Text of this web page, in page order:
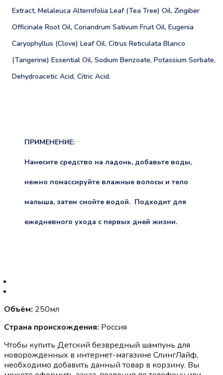
Extract, Melaleuca Alternifolia Leaf (Tea Tree) Oil, Zingiber
Officinale Root Oil, Coriandrum Sativum Fruit Oil, Eugenia
Caryophyllus (Clove) Leaf Oil, Citrus Reticulata Blanco
(Tangerine) Essential Oil, Sodium Benzoate, Potassium Sorbate,
Dehydroacetic Acid, Citric Acid.
ПРИМЕНЕНИЕ:
Нанесите средство на ладонь, добавьте воды,
нежно помассируйте влажные волосы и тело
малыша, затем смойте водой. Подходит для
ежедневного ухода с первых дней жизни.
Объём: 250мл
Страна происхождения: Россия
Чтобы купить Детский безвредный шампунь для
новорожденных в интернет-магазине СлингЛайф,
необходимо добавить данный товар в корзину. Вы